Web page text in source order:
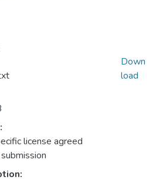
license agreed
Down
load